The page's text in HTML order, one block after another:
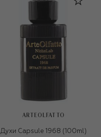
ARTEOLFATTO
Духи Capsule 1968 (100ml)